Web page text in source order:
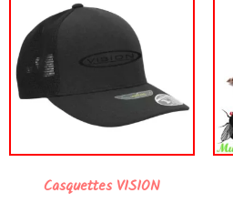
Casquettes VISION